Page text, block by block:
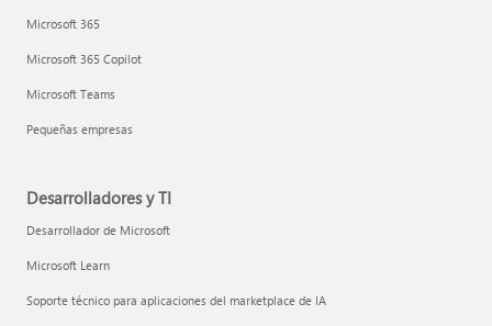
Microsoft 365
Microsoft 365 Copilot
Microsoft Teams
Pequeñas empresas
Desarrolladores y TI
Desarrollador de Microsoft
Microsoft Learn
Soporte técnico para aplicaciones del marketplace de IA